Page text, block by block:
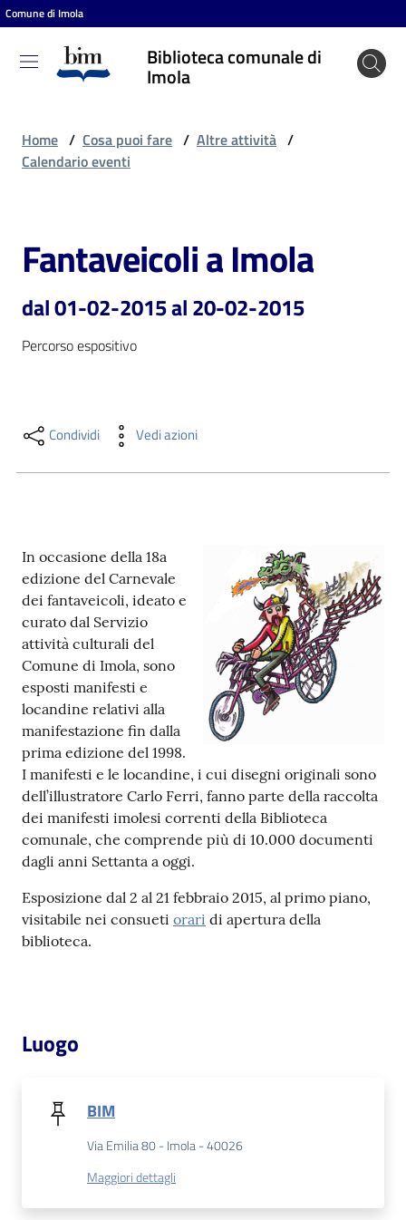
Vai al contenuto
Vai alla navigazione
Vai al footer
Comune di Imola
Biblioteca comunale di
Imola
Biblioteca
comunale
Cosa
puoi
fare
contenuti
Casa
Piani
Archivio
storico
Decentrate
Patto
la
lettura
Home / Cosa puoi fare / Altre attività /
Calendario eventi
Salta al contenuto
Fantaveicoli a Imola
dal 01-02-2015 al 20-02-2015
Percorso espositivo
Condividi Vedi azioni
In occasione della 18a
edizione del Carnevale
dei fantaveicoli, ideato e
curato dal Servizio
attività culturali del
Comune di Imola, sono
esposti manifesti e
locandine relativi alla
manifestazione fin dalla
prima edizione del 1998.
I manifesti e le locandine, i cui disegni originali sono
dell’illustratore Carlo Ferri, fanno parte della raccolta
dei manifesti imolesi correnti della Biblioteca
comunale, che comprende più di 10.000 documenti
dagli anni Settanta a oggi.
Esposizione dal 2 al 21 febbraio 2015, al primo piano,
visitabile nei consueti orari di apertura della
biblioteca.
Luogo
BIM
Via Emilia 80 - Imola - 40026
Maggiori dettagli